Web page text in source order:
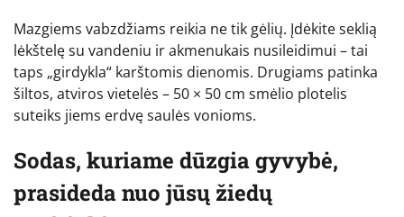
Maz­giems vabzdžiams reikia ne tik gėlių. Įdėkite seklią
lėkštelę su vandeniu ir akmenukais nusileidimui – tai
taps „girdykla“ karštomis dienomis. Drugiams patinka
šiltos, atviros vietelės – 50 × 50 cm smėlio plotelis
suteiks jiems erdvę saulės vonioms.
Sodas, kuriame dūzgia gyvybė,
prasideda nuo jūsų žiedų